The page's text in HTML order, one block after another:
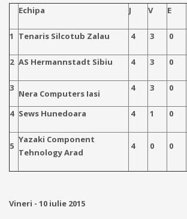
Echipa J V E
1 Tenaris Silcotub Zalau 4 3 0
2 AS Hermannstadt Sibiu 4 3 0
3
Nera Computers Iasi
4 3 0
4 Sews Hunedoara 4 1 0
5
Yazaki Component
Tehnology Arad
4 0 0
Vineri - 10 iulie 2015